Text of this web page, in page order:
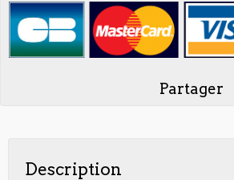
Partager
Description